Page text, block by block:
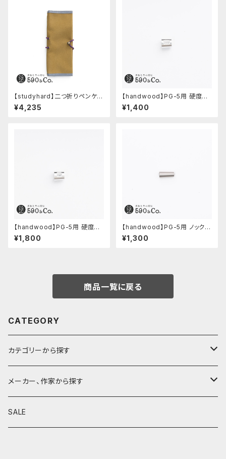
【studyhard】二つ折りペンケー
ス ミニマムコンパクトサイズ
(カーキ)
¥4,235
【handwood】PG-5用 硬度表
示窓 (アルミ/長方形)
¥1,400
【handwood】PG-5用 硬度表
示窓 (超超ジュラルミン/正方形)
¥1,800
【handwood】PG-5用 ノック部
カバー (ステンレス)
¥1,300
商品一覧に戻る
CATEGORY
カテゴリーから探す
鉛筆
鉛筆補助軸
メーカー、作家から探す
590&Co.
SALE